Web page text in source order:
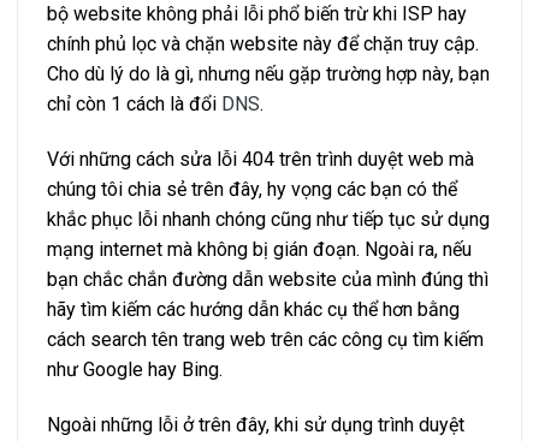
bộ website không phải lỗi phổ biến trừ khi ISP hay
chính phủ lọc và chặn website này để chặn truy cập.
Cho dù lý do là gì, nhưng nếu gặp trường hợp này, bạn
chỉ còn 1 cách là đổi DNS.
Với những cách sửa lỗi 404 trên trình duyệt web mà
chúng tôi chia sẻ trên đây, hy vọng các bạn có thể
khắc phục lỗi nhanh chóng cũng như tiếp tục sử dụng
mạng internet mà không bị gián đoạn. Ngoài ra, nếu
bạn chắc chắn đường dẫn website của mình đúng thì
hãy tìm kiếm các hướng dẫn khác cụ thể hơn bằng
cách search tên trang web trên các công cụ tìm kiếm
như Google hay Bing.
Ngoài những lỗi ở trên đây, khi sử dụng trình duyệt